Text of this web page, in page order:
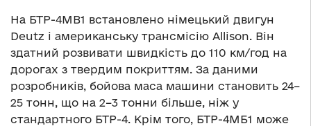
На БТР-4МВ1 встановлено німецький двигун
Deutz і американську трансмісію Allison. Він
здатний розвивати швидкість до 110 км/год на
дорогах з твердим покриттям. За даними
розробників, бойова маса машини становить 24–
25 тонн, що на 2–3 тонни більше, ніж у
стандартного БТР-4. Крім того, БТР-4МБ1 може